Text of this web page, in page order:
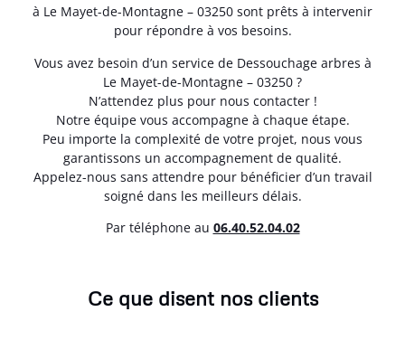
à Le Mayet-de-Montagne – 03250 sont prêts à intervenir
pour répondre à vos besoins.
Vous avez besoin d’un service de Dessouchage arbres à
Le Mayet-de-Montagne – 03250 ?
N’attendez plus pour nous contacter !
Notre équipe vous accompagne à chaque étape.
Peu importe la complexité de votre projet, nous vous
garantissons un accompagnement de qualité.
Appelez-nous sans attendre pour bénéficier d’un travail
soigné dans les meilleurs délais.
Par téléphone au 06.40.52.04.02
Ce que disent nos clients